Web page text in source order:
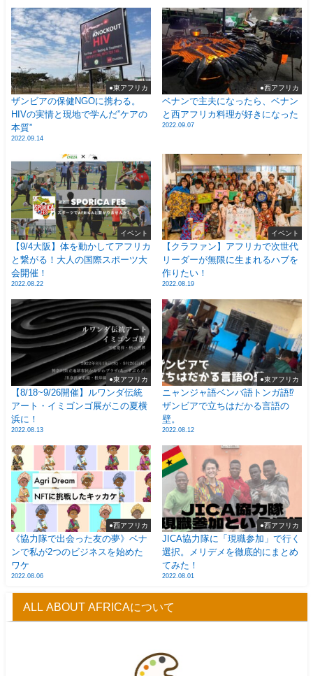
●東アフリカ
ザンビアの保健NGOに携わる。
HIVの実情と現地で学んだ”ケアの
本質”
2022.09.14
●西アフリカ
ベナンで主夫になったら、ベナン
と西アフリカ料理が好きになった
2022.09.07
イベント
【9/4大阪】体を動かしてアフリカ
と繋がる！大人の国際スポーツ大
会開催！
2022.08.22
イベント
【クラファン】アフリカで次世代
リーダーが無限に生まれるハブを
作りたい！
2022.08.19
●東アフリカ
【8/18~9/26開催】ルワンダ伝統
アート・イミゴンゴ展がこの夏横
浜に！
2022.08.13
●東アフリカ
ニャンジャ語ベンバ語トンガ語⁉
ザンビアで立ちはだかる言語の
壁。
2022.08.12
●西アフリカ
《協力隊で出会った友の夢》ベナ
ンで私が2つのビジネスを始めた
ワケ
2022.08.06
●西アフリカ
JICA協力隊に「現職参加」で行く
選択。メリデメを徹底的にまとめ
てみた！
2022.08.01
ALL ABOUT AFRICAについて